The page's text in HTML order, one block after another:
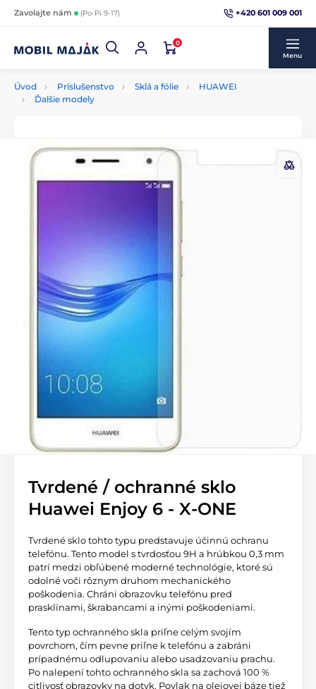
Zavolajte nám (Po-Pi 9-17) +420 601 009 001
0
Menu
Úvod Príslušenstvo Sklá a fólie
HUAWEI
Ďalšie modely
Tvrdené / ochranné sklo
Huawei Enjoy 6 - X-ONE
Tvrdené sklo tohto typu predstavuje účinnú ochranu
telefónu. Tento model s tvrdosťou 9H a hrúbkou 0,3 mm
patrí medzi obľúbené moderné technológie, ktoré sú
odolné voči rôznym druhom mechanického
poškodenia. Chráni obrazovku telefónu pred
prasklinami, škrabancami a inými poškodeniami.
Tento typ ochranného skla priľne celým svojím
povrchom, čím pevne priľne k telefónu a zabráni
prípadnému odlupovaniu alebo usadzovaniu prachu.
Po nalepení tohto ochranného skla sa zachová 100 %
citlivosť obrazovky na dotyk. Povlak na olejovej báze tiež